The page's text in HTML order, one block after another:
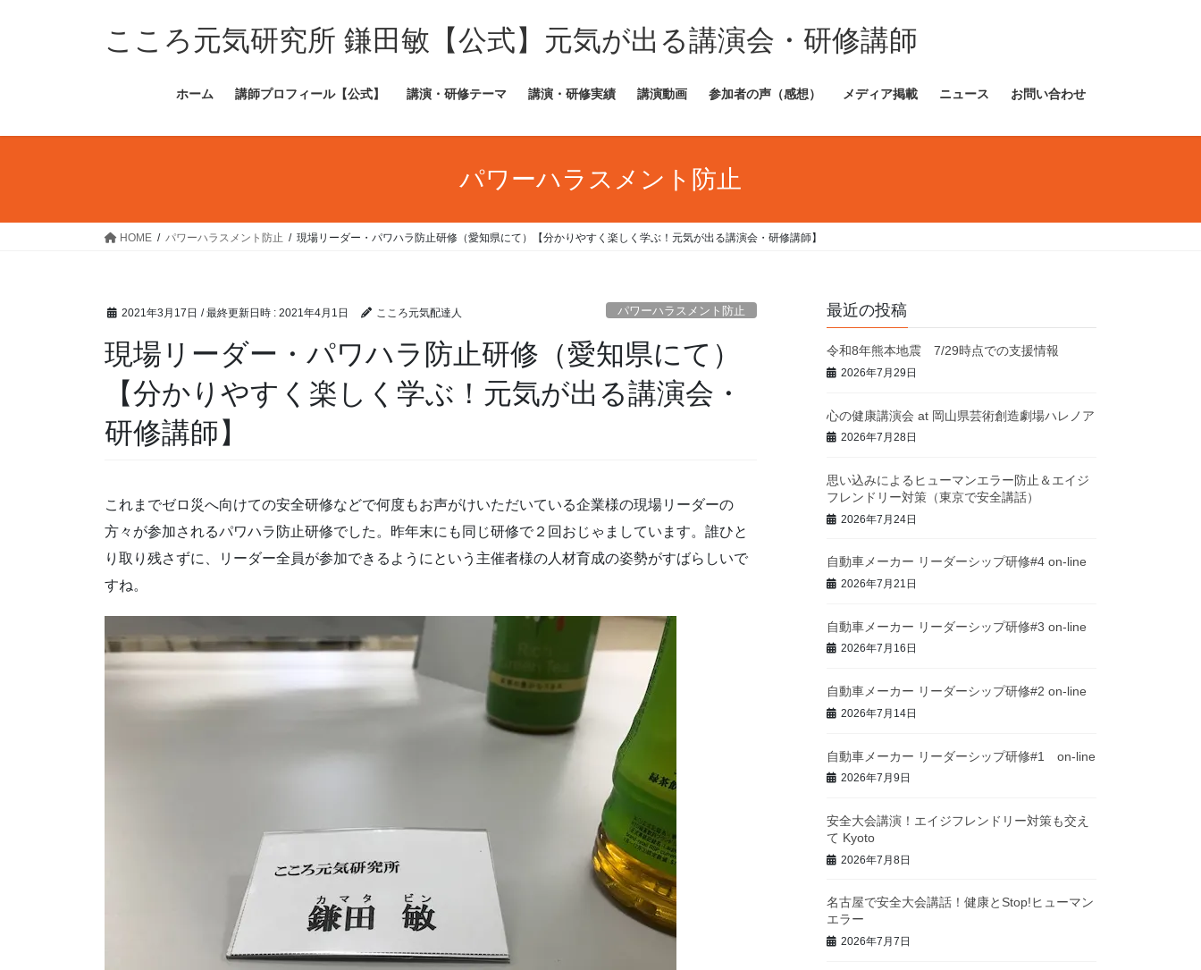
ス
ン
こころ元気研究所 鎌田敏【公式】元気が出る講演会・研修講師
ホーム 講師プロフィール【公式】 講演・研修テーマ 講演・研修実績 講演動画 参加者の声（感想） メディア掲載 ニュース お問い合わせ
パワーハラスメント防止
HOME パワーハラスメント防止 現場リーダー・パワハラ防止研修（愛知県にて）【分かりやすく楽しく学ぶ！元気が出る講演会・研修講師】
2021年3月17日 / 最終更新日時 : 2021年4月1日 こころ元気配達人 パワーハラスメント防止
現場リーダー・パワハラ防止研修（愛知県にて）
【分かりやすく楽しく学ぶ！元気が出る講演会・
研修講師】
これまでゼロ災へ向けての安全研修などで何度もお声がけいただいている企業様の現場リーダーの
方々が参加されるパワハラ防止研修でした。昨年末にも同じ研修で２回おじゃましています。誰ひと
り取り残さずに、リーダー全員が参加できるようにという主催者様の人材育成の姿勢がすばらしいで
すね。
最近の投稿
令和8年熊本地震 7/29時点での支援情報
2026年7月29日
心の健康講演会 at 岡山県芸術創造劇場ハレノア
2026年7月28日
思い込みによるヒューマンエラー防止＆エイジ
フレンドリー対策（東京で安全講話）
2026年7月24日
自動車メーカー リーダーシップ研修#4 on-line
2026年7月21日
自動車メーカー リーダーシップ研修#3 on-line
2026年7月16日
自動車メーカー リーダーシップ研修#2 on-line
2026年7月14日
自動車メーカー リーダーシップ研修#1 on-line
2026年7月9日
安全大会講演！エイジフレンドリー対策も交え
て Kyoto
2026年7月8日
名古屋で安全大会講話！健康とStop!ヒューマン
エラー
2026年7月7日